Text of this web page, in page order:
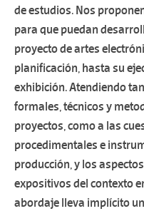
de estudios. Nos
para que puedan
proyecto de artes
planificación, hasta su
exhibición. Atendiendo
formales, técnicos y
proyectos, como a las
procedimentales e
producción, y los
expositivos del contexto
abordaje lleva implícito